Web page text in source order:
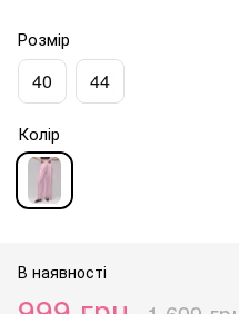
Розмір
40 44
Колір
В наявності